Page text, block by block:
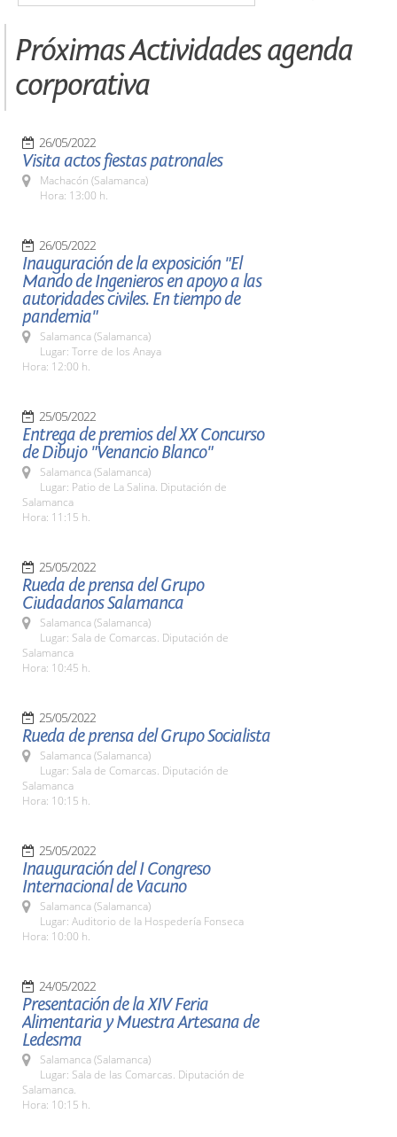
Próximas Actividades agenda
corporativa
26/05/2022
Visita actos fiestas patronales
Machacón (Salamanca)
Hora: 13:00 h.
26/05/2022
Inauguración de la exposición "El
Mando de Ingenieros en apoyo a las
autoridades civiles. En tiempo de
pandemia"
Salamanca (Salamanca)
Lugar: Torre de los Anaya
Hora: 12:00 h.
25/05/2022
Entrega de premios del XX Concurso
de Dibujo "Venancio Blanco"
Salamanca (Salamanca)
Lugar: Patio de La Salina. Diputación de
Salamanca
Hora: 11:15 h.
25/05/2022
Rueda de prensa del Grupo
Ciudadanos Salamanca
Salamanca (Salamanca)
Lugar: Sala de Comarcas. Diputación de
Salamanca
Hora: 10:45 h.
25/05/2022
Rueda de prensa del Grupo Socialista
Salamanca (Salamanca)
Lugar: Sala de Comarcas. Diputación de
Salamanca
Hora: 10:15 h.
25/05/2022
Inauguración del I Congreso
Internacional de Vacuno
Salamanca (Salamanca)
Lugar: Auditorio de la Hospedería Fonseca
Hora: 10:00 h.
24/05/2022
Presentación de la XIV Feria
Alimentaria y Muestra Artesana de
Ledesma
Salamanca (Salamanca)
Lugar: Sala de las Comarcas. Diputación de
Salamanca.
Hora: 10:15 h.